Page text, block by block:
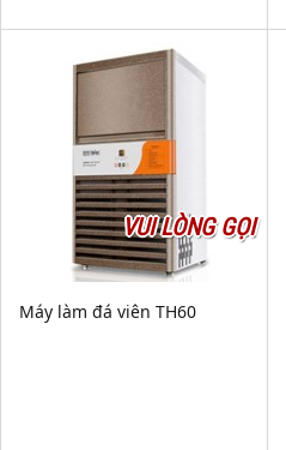
VUI LÒNG GỌI
Máy làm đá viên TH60